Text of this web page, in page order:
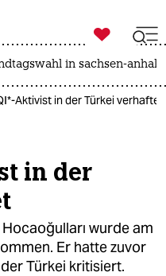

taz zahl ich
in sachsen-anhalt
Aktivist in der Türkei verhaftet
in der
wurde am
Er hatte zuvor
Türkei kritisiert.